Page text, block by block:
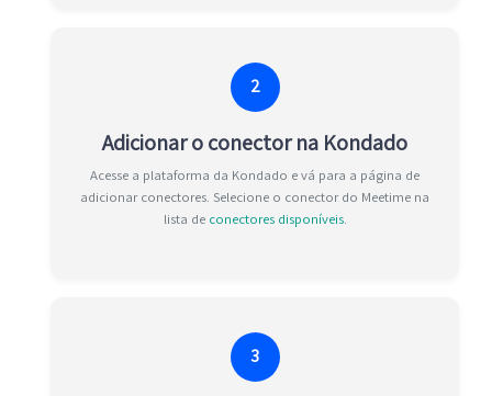
2
Adicionar o conector na Kondado
Acesse a plataforma da Kondado e vá para a página de
adicionar conectores. Selecione o conector do Meetime na
lista de conectores disponíveis.
3